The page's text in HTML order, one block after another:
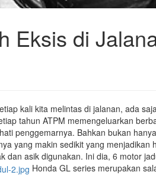
Eksis di
kali kita melintas di jalanan, ada
tahun ATPM memengeluarkan
penggemarnya. Bahkan bukan
yang makin sedikit yang menjadikan
dan asik digunakan. Ini dia, 6 motor
Honda GL series merupakan